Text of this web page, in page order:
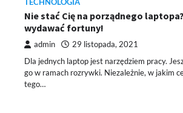
TECHNOLOGIA
Nie stać Cię na porządnego
wydawać fortuny!
admin 29 listopada, 2021
Dla jednych laptop jest narzędziem pracy.
go w ramach rozrywki. Niezależnie, w jakim
tego…